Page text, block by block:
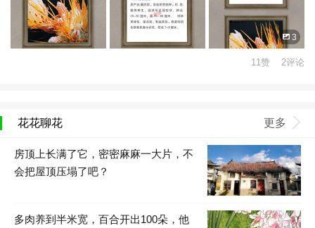
3
11赞 2评论
花花聊花 更多
房顶上长满了它，密密麻麻一大片，不
会把屋顶压塌了吧？
多肉养到半米宽，百合开出100朵，他